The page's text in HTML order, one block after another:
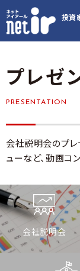
投資
プレゼ
PRESENTATION
会社説明会のプレ
ューなど、動画コ
会社説明会